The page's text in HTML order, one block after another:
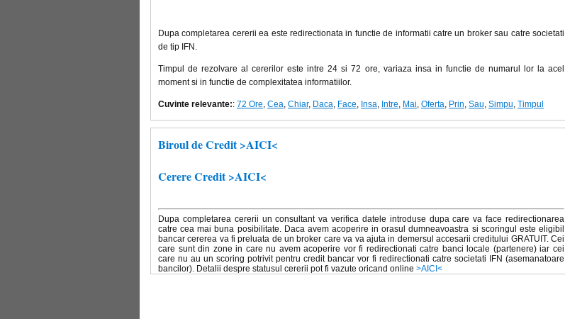
Dupa completarea cererii ea este redirectionata in functie de informatii catre un broker sau catre societati
de tip IFN.
Timpul de rezolvare al cererilor este intre 24 si 72 ore, variaza insa in functie de numarul lor la acel
moment si in functie de complexitatea informatiilor.
Cuvinte relevante:: 72 Ore, Cea, Chiar, Daca, Face, Insa, Intre, Mai, Oferta, Prin, Sau, Simpu, Timpul
Biroul de Credit >AICI<
Cerere Credit >AICI<
Dupa completarea cererii un consultant va verifica datele introduse dupa care va face redirectionarea
catre cea mai buna posibilitate. Daca avem acoperire in orasul dumneavoastra si scoringul este eligibil
bancar cererea va fi preluata de un broker care va va ajuta in demersul accesarii creditului GRATUIT. Cei
care sunt din zone in care nu avem acoperire vor fi redirectionati catre banci locale (partenere) iar cei
care nu au un scoring potrivit pentru credit bancar vor fi redirectionati catre societati IFN (asemanatoare
bancilor). Detalii despre statusul cererii pot fi vazute oricand online >AICI<